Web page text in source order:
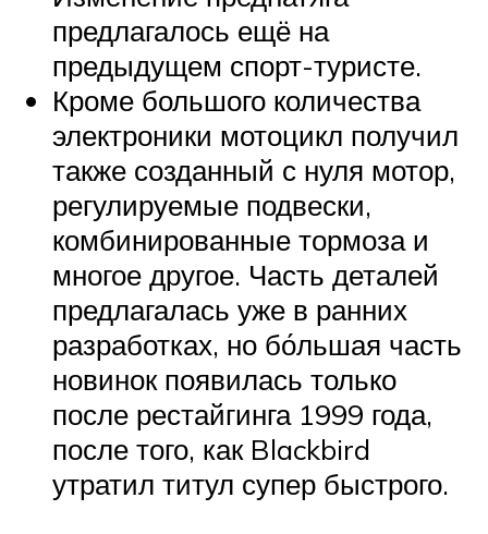
предлагалось ещё на
предыдущем спорт-туристе.
Кроме большого количества
электроники мотоцикл получил
также созданный с нуля мотор,
регулируемые подвески,
комбинированные тормоза и
многое другое. Часть деталей
предлагалась уже в ранних
разработках, но бо́льшая часть
новинок появилась только
после рестайгинга 1999 года,
после того, как Blackbird
утратил титул супер быстрого.